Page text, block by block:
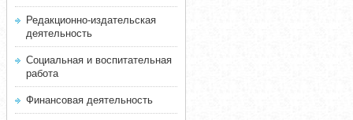
Редакционно-издательская
деятельность
Социальная и воспитательная
работа
Финансовая деятельность